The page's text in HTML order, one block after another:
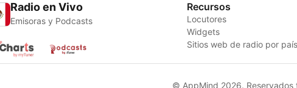
Radio en Vivo
Emisoras y Podcasts
Recursos
Locutores
Widgets
Sitios web de radio por
© AppMind 2026. Reservados